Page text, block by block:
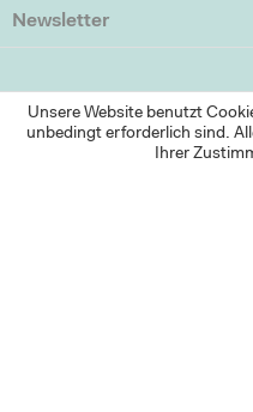
Newsletter
und ggf.
Unsere Website benutzt
unbedingt erforderlich sind.
Ihrer